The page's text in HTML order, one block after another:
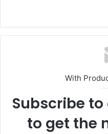
With
Subscribe
to get the